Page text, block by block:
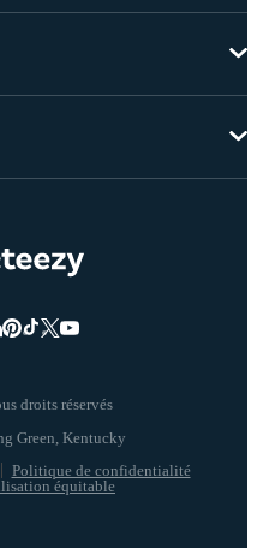
droits réservés
Politique de confidentialité
équitable